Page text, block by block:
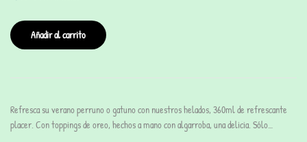
Añadir al carrito
Refresca su verano perruno o gatuno con nuestros helados, 360ml de refrescante
placer. Con toppings de oreo, hechos a mano con algarroba, una delicia. Sólo…